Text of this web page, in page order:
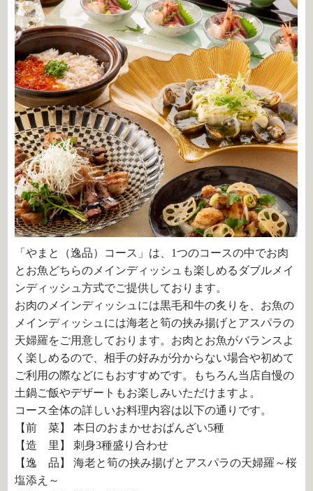
「やまと（逸品）コース」は、 1つのコースの中でお肉
とお魚どちらのメインディッシュも楽しめるダブルメイ
ンディッシュ方式でご提供しております。
お肉のメインディッシュには黒毛和牛の炙りを、お魚の
メインディッシュには海老と筍の挟み揚げとアスパラの
天婦羅をご用意しております。お肉とお魚がバランスよ
く楽しめるので、相手の好みが分からない場合や初めて
ご利用の際などにもおすすめです。もちろん当店自慢の
土鍋ご飯やデザートもお楽しみいただけますよ。
コース全体の詳しいお料理内容は以下の通りです。
【前 菜】 本日のおまかせおばんざい5種
【造 里】 刺身3種盛り合わせ
【逸 品】 海老と筍の挟み揚げとアスパラの天婦羅～桜
塩添え～